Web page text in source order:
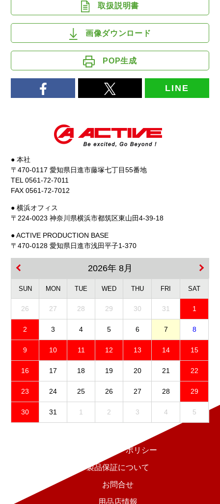
取扱説明書
画像ダウンロード
POP生成
LINE
● 本社
〒470-0117 愛知県日進市藤塚七丁目55番地
TEL 0561-72-7011
FAX 0561-72-7012
● 横浜オフィス
〒224-0023 神奈川県横浜市都筑区東山田4-39-18
● ACTIVE PRODUCTION BASE
〒470-0128 愛知県日進市浅田平子1-370
2026年 8月
SUN MON TUE WED THU FRI SAT
26 27 28 29 30 31 1
2 3 4 5 6 7 8
9 10 11 12 13 14 15
16 17 18 19 20 21 22
23 24 25 26 27 28 29
30 31 1 2 3 4 5
プライバシーポリシー
製品保証について
お問合せ
用品店情報